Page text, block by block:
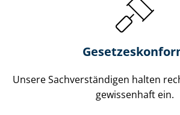
Unsere Sach­ver­stän­di­gen halten
gewissenhaft ein.